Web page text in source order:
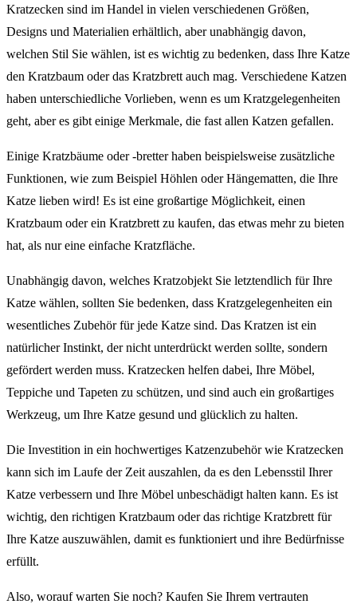
Kratzecken sind im Handel in vielen verschiedenen Größen,
Designs und Materialien erhältlich, aber unabhängig davon,
welchen Stil Sie wählen, ist es wichtig zu bedenken, dass Ihre Katze
den Kratzbaum oder das Kratzbrett auch mag. Verschiedene Katzen
haben unterschiedliche Vorlieben, wenn es um Kratzgelegenheiten
geht, aber es gibt einige Merkmale, die fast allen Katzen gefallen.
Einige Kratzbäume oder -bretter haben beispielsweise zusätzliche
Funktionen, wie zum Beispiel Höhlen oder Hängematten, die Ihre
Katze lieben wird! Es ist eine großartige Möglichkeit, einen
Kratzbaum oder ein Kratzbrett zu kaufen, das etwas mehr zu bieten
hat, als nur eine einfache Kratzfläche.
Unabhängig davon, welches Kratzobjekt Sie letztendlich für Ihre
Katze wählen, sollten Sie bedenken, dass Kratzgelegenheiten ein
wesentliches Zubehör für jede Katze sind. Das Kratzen ist ein
natürlicher Instinkt, der nicht unterdrückt werden sollte, sondern
gefördert werden muss. Kratzecken helfen dabei, Ihre Möbel,
Teppiche und Tapeten zu schützen, und sind auch ein großartiges
Werkzeug, um Ihre Katze gesund und glücklich zu halten.
Die Investition in ein hochwertiges Katzenzubehör wie Kratzecken
kann sich im Laufe der Zeit auszahlen, da es den Lebensstil Ihrer
Katze verbessern und Ihre Möbel unbeschädigt halten kann. Es ist
wichtig, den richtigen Kratzbaum oder das richtige Kratzbrett für
Ihre Katze auszuwählen, damit es funktioniert und ihre Bedürfnisse
erfüllt.
Also, worauf warten Sie noch? Kaufen Sie Ihrem vertrauten